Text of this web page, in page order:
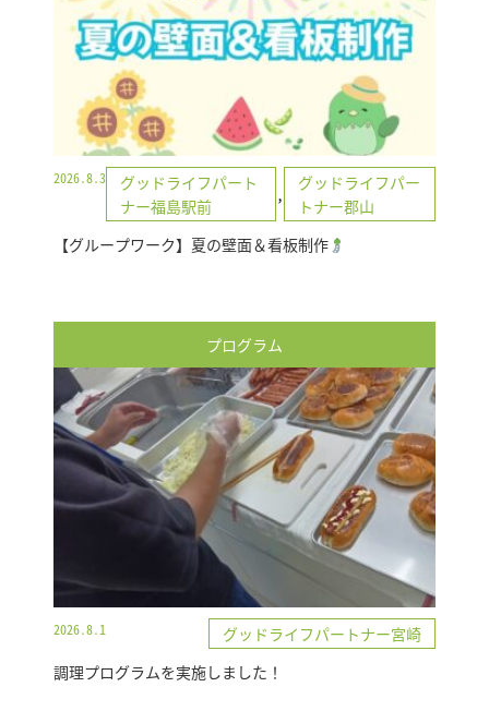
2026.8.3
グッドライフパート
ナー福島駅前
,
グッドライフパー
トナー郡山
【グループワーク】夏の壁面＆看板制作
プログラム
2026.8.1
グッドライフパートナー宮崎
調理プログラムを実施しました！